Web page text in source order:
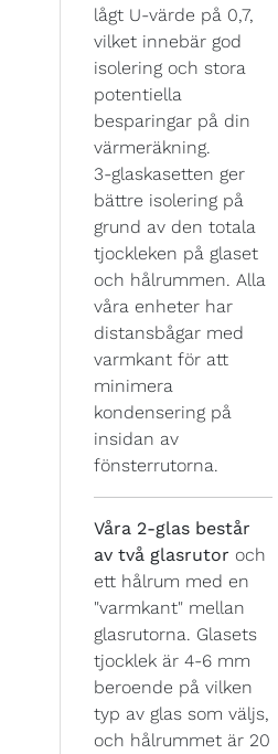
lågt U-värde på 0,7,
vilket innebär god
isolering och stora
potentiella
besparingar på din
värmeräkning.
3-glaskasetten ger
bättre isolering på
grund av den totala
tjockleken på glaset
och hålrummen. Alla
våra enheter har
distansbågar med
varmkant för att
minimera
kondensering på
insidan av
fönsterrutorna.
Våra 2-glas består
av två glasrutor och
ett hålrum med en
"varmkant" mellan
glasrutorna. Glasets
tjocklek är 4-6 mm
beroende på vilken
typ av glas som väljs,
och hålrummet är 20